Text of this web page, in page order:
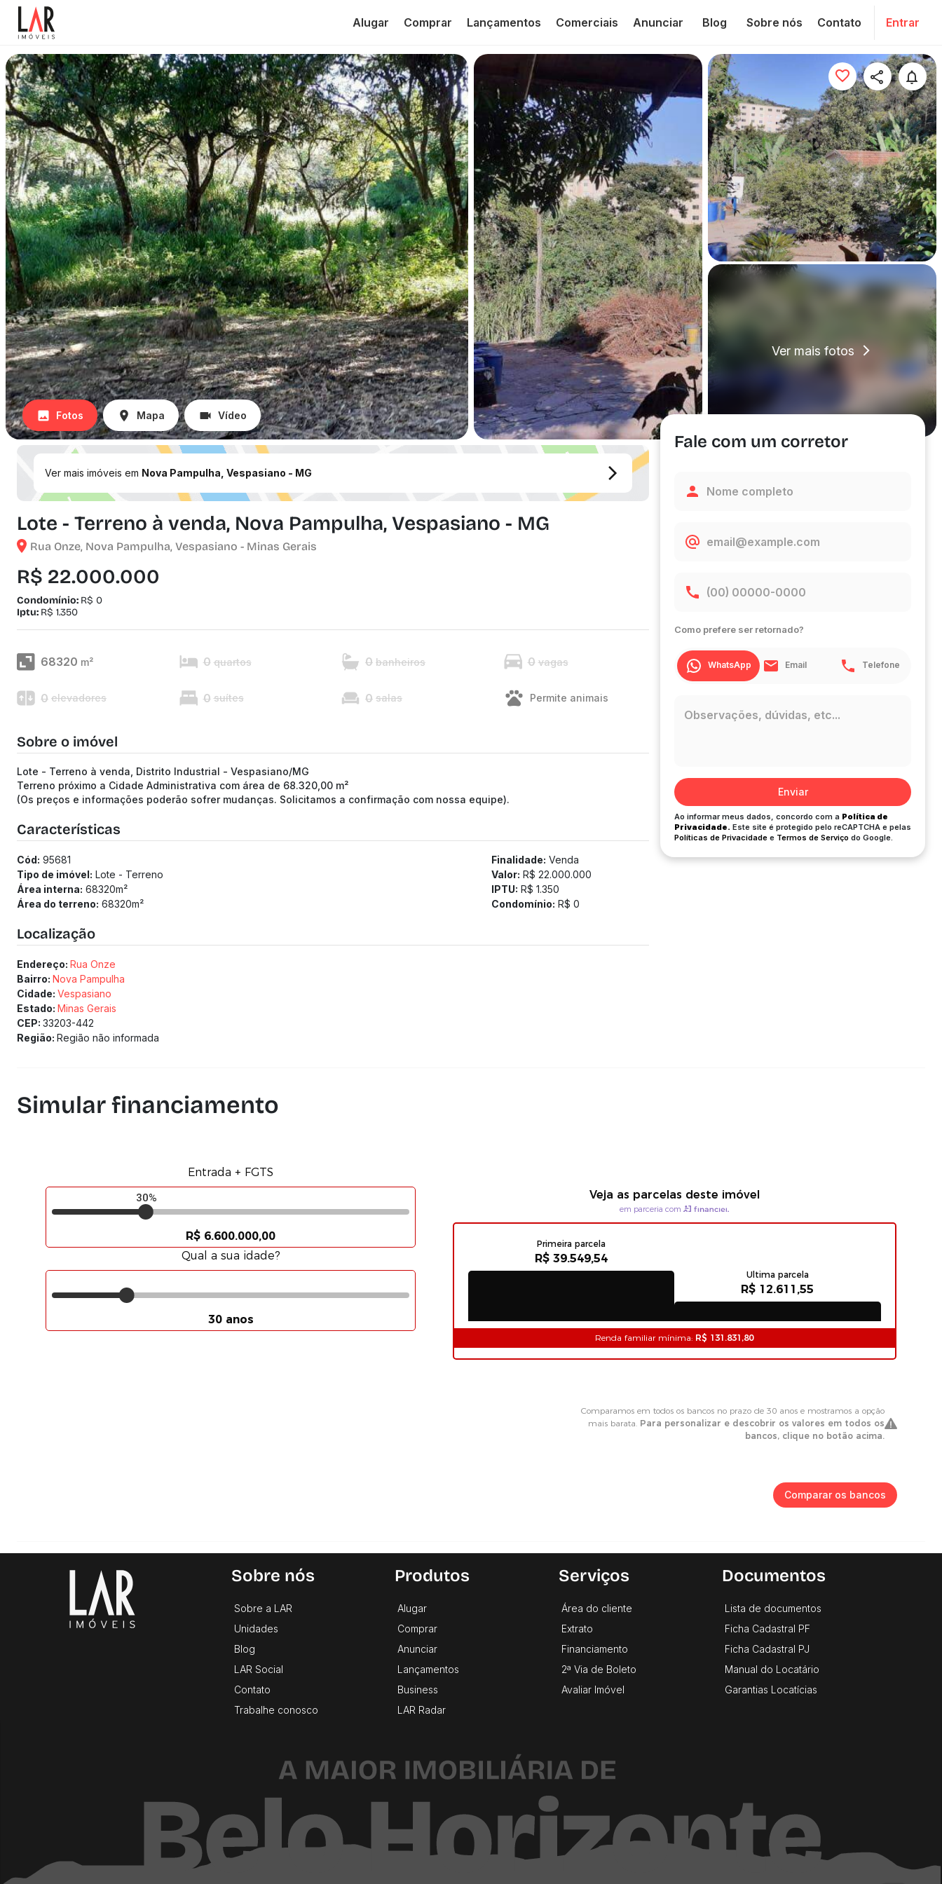
Alugar Comprar Lançamentos Comerciais Anunciar Blog Sobre nós Contato Entrar
Ver mais fotos
Fotos Mapa Vídeo
Ver mais imóveis em Nova Pampulha, Vespasiano - MG
Lote - Terreno à venda, Nova Pampulha, Vespasiano - MG
Rua Onze, Nova Pampulha, Vespasiano - Minas Gerais
R$ 22.000.000
Condomínio: R$ 0
Iptu: R$ 1.350
68320 m² 0 quartos 0 banheiros 0 vagas
0 elevadores 0 suítes 0 salas Permite animais
Sobre o imóvel
Lote - Terreno à venda, Distrito Industrial - Vespasiano/MG
Terreno próximo a Cidade Administrativa com área de 68.320,00 m²
(Os preços e informações poderão sofrer mudanças. Solicitamos a confirmação com nossa equipe).
Características
Cód: 95681
Tipo de imóvel: Lote - Terreno
Área interna: 68320m²
Área do terreno: 68320m²
Finalidade: Venda
Valor: R$ 22.000.000
IPTU: R$ 1.350
Condomínio: R$ 0
Localização
Endereço: Rua Onze
Bairro: Nova Pampulha
Cidade: Vespasiano
Estado: Minas Gerais
CEP: 33203-442
Região: Região não informada
Fale com um corretor
Como prefere ser retornado?
WhatsApp Email Telefone
Enviar
Ao informar meus dados, concordo com a Política de
Privacidade. Este site é protegido pelo reCAPTCHA e pelas
Políticas de Privacidade e Termos de Serviço do Google.
Simular financiamento
Comparar os bancos
Sobre nós
Sobre a LAR
Unidades
Blog
LAR Social
Contato
Trabalhe conosco
Produtos
Alugar
Comprar
Anunciar
Lançamentos
Business
LAR Radar
Serviços
Área do cliente
Extrato
Financiamento
2ª Via de Boleto
Avaliar Imóvel
Documentos
Lista de documentos
Ficha Cadastral PF
Ficha Cadastral PJ
Manual do Locatário
Garantias Locatícias